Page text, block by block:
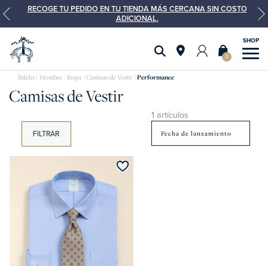
RECOGE TU PEDIDO EN TU TIENDA MÁS CERCANA SIN COSTO
ADICIONAL.
0
Camisas
de
vestir
Hombre Ropa Camisas de Vestir Performance
Camisas de Vestir
FILTRAR
1 artículos